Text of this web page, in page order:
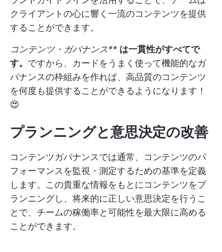
クライアントの心に響く一流のコンテンツを提供
することができます。
コンテンツ・ガバナンス** は一貫性がすべてで
す。 ですから、カードをうまく使って機能的なガ
バナンスの枠組みを作れば、高品質のコンテンツ
を何度も提供することができるようになります！
😍
プランニングと意思決定の改善
コンテンツガバナンスでは通常、コンテンツのパ
フォーマンスを監視・測定するための基準を定義
します。この貴重な情報をもとにコンテンツをプ
ランニングし、将来的に正しい意思決定を行うこ
とで、チームの稼働率と可能性を最大限に高める
ことができます。